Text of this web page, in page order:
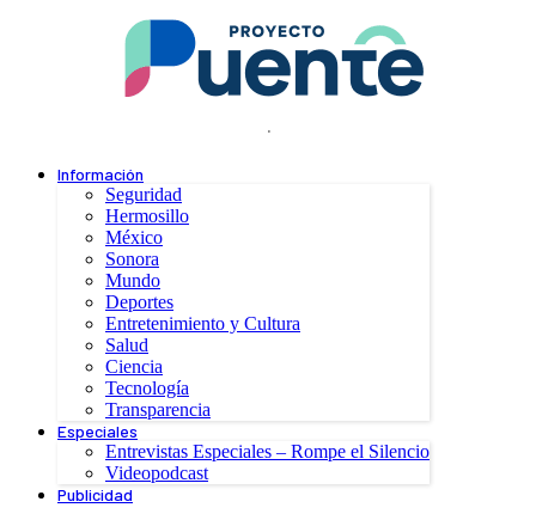
.
Información
Seguridad
Hermosillo
México
Sonora
Mundo
Deportes
Entretenimiento y Cultura
Salud
Ciencia
Tecnología
Transparencia
Especiales
Entrevistas Especiales – Rompe el Silencio
Videopodcast
Publicidad